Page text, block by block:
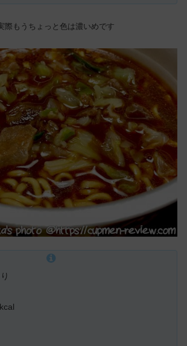
際もうちょっと色は濃いめです